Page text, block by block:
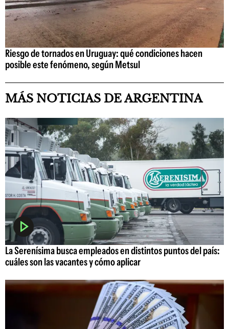
Riesgo de tornados en Uruguay: qué condiciones hacen
posible este fenómeno, según Metsul
MÁS NOTICIAS DE ARGENTINA
La Serenísima busca empleados en distintos puntos del país:
cuáles son las vacantes y cómo aplicar